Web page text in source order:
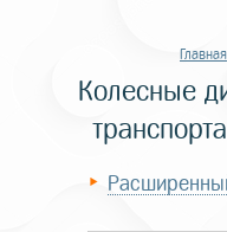
Главная
Колесные